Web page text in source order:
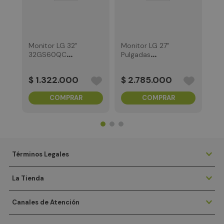
Monitor LG 32"
32GS60QC
$ 1.322.000
COMPRAR
Monitor LG 27"
Pulgadas
$ 2.785.000
COMPRAR
Términos Legales
La Tienda
Canales de Atención